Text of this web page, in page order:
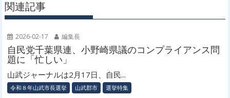
ー
シ
ョ
ン
関連記事
2026-02-17 編集長
自民党千葉県連、小野崎県議のコンプライアンス問
題に「忙しい」
山武ジャーナルは2月17日、自民...
令和８年山武市長選挙 山武郡市 選挙特集